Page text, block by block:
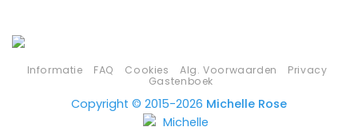
Informatie FAQ Cookies Alg. Voorwaarden
Privacy
Gastenboek
Copyright © 2015-2026 Michelle Rose